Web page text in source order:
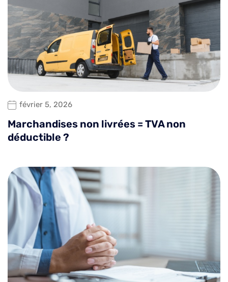
février 5, 2026
Marchandises non livrées = TVA non
déductible ?